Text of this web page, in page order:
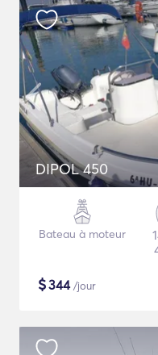
DIPOL 450
Bateau à moteur
$344/jour